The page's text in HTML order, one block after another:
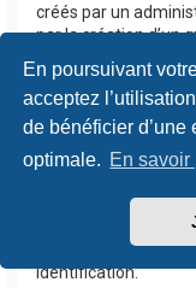
En poursuivant
acceptez
de bénéficier
optimale. En
créés par un
par la création d’un
contact devrait être
contacter en lui
Haut
apparaissent
Les
aux membres d’un
identification.